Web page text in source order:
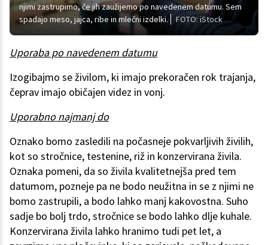
njimi zastrupimo, če jih zaužijemo po navedenem datumu. Sem
spadajo meso, jajca, ribe in mlečni izdelki.
FOTO: iStock
Uporaba po navedenem datumu
Izogibajmo se živilom, ki imajo prekoračen rok trajanja,
čeprav imajo običajen videz in vonj.
Uporabno najmanj do
Oznako bomo zasledili na počasneje pokvarljivih živilih,
kot so stročnice, testenine, riž in konzervirana živila.
Oznaka pomeni, da so živila kvalitetnejša pred tem
datumom, pozneje pa ne bodo neužitna in se z njimi ne
bomo zastrupili, a bodo lahko manj kakovostna. Suho
sadje bo bolj trdo, stročnice se bodo lahko dlje kuhale.
Konzervirana živila lahko hranimo tudi pet let, a